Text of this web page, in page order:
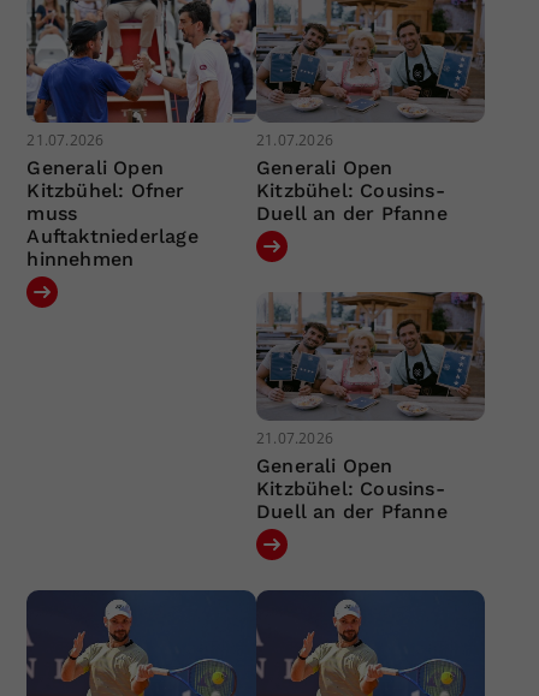
21.07.2026
Generali Open
Kitzbühel: Ofner
muss
Auftaktniederlage
hinnehmen
21.07.2026
Generali Open
Kitzbühel: Cousins-
Duell an der Pfanne
21.07.2026
Generali Open
Kitzbühel: Cousins-
Duell an der Pfanne